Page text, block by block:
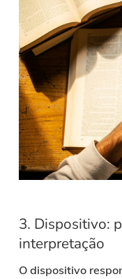
3. Dispositivo:
interpretação
O dispositivo